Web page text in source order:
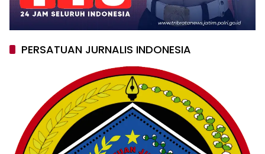
PERSATUAN JURNALIS INDONESIA